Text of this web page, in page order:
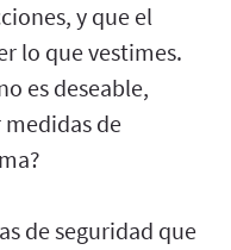
y que el
lo que vestimes.
es deseable,
de
de seguridad que